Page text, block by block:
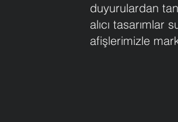
duyurulardan
alıcı tasarımlar
afişlerimizle